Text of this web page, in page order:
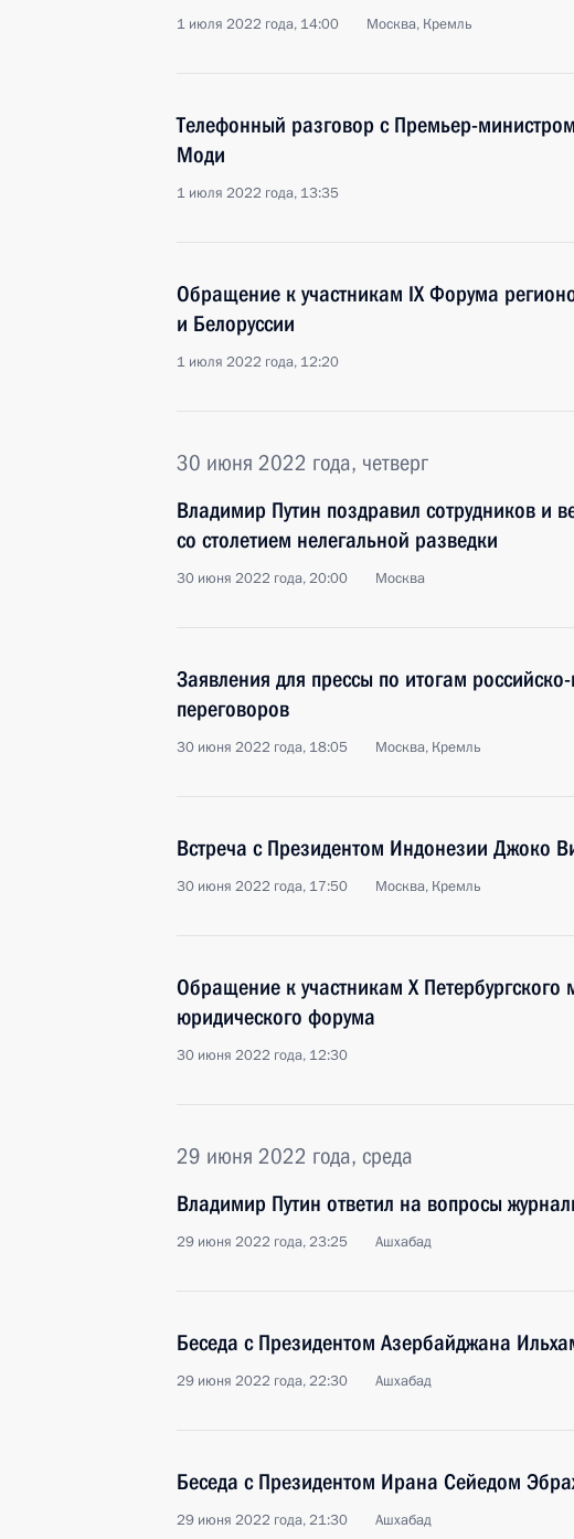
1 июля 2022 года, 14:00 Москва, Кремль
Телефонный разговор с Премьер-
Моди
1 июля 2022 года, 13:35
Обращение к участникам IX Форума
и Белоруссии
1 июля 2022 года, 12:20
30 июня 2022 года, четверг
Владимир Путин поздравил сотрудников и
со столетием нелегальной разведки
30 июня 2022 года, 20:00 Москва
Заявления для прессы по итогам
переговоров
30 июня 2022 года, 18:05 Москва, Кремль
Встреча с Президентом Индонезии Джоко
30 июня 2022 года, 17:50 Москва, Кремль
Обращение к участникам X Петербургского
юридического форума
30 июня 2022 года, 12:30
29 июня 2022 года, среда
Владимир Путин ответил на вопросы
29 июня 2022 года, 23:25 Ашхабад
Беседа с Президентом Азербайджана
29 июня 2022 года, 22:30 Ашхабад
Беседа с Президентом Ирана Сейедом
29 июня 2022 года, 21:30 Ашхабад